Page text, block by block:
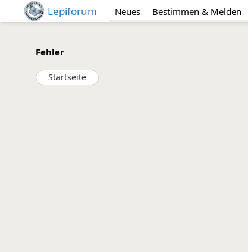
Lepiforum Neues Bestimmen & Melden
Fehler
Startseite